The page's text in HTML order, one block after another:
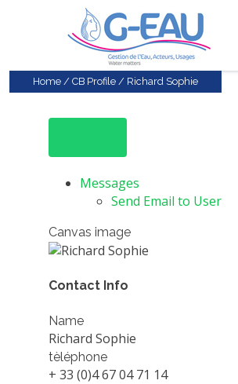
Home / CB Profile / Richard Sophie
Messages
Send Email to User
Canvas image
Contact Info
Name
Richard Sophie
tèléphone
+ 33 (0)4 67 04 71 14